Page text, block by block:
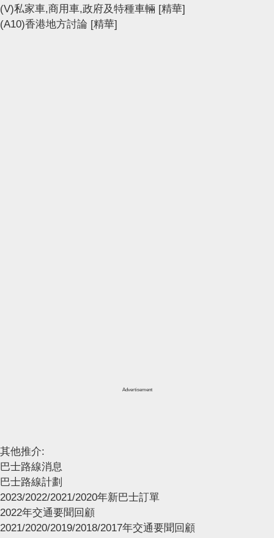
(V)私家車,商用車,政府及特種車輛 [精華]
(A10)香港地方討論 [精華]
Advertisement
其他推介:
巴士路線消息
巴士路線計劃
2023/2022/2021/2020年新巴士訂單
2022年交通要聞回顧
2021/2020/2019/2018/2017年交通要聞回顧